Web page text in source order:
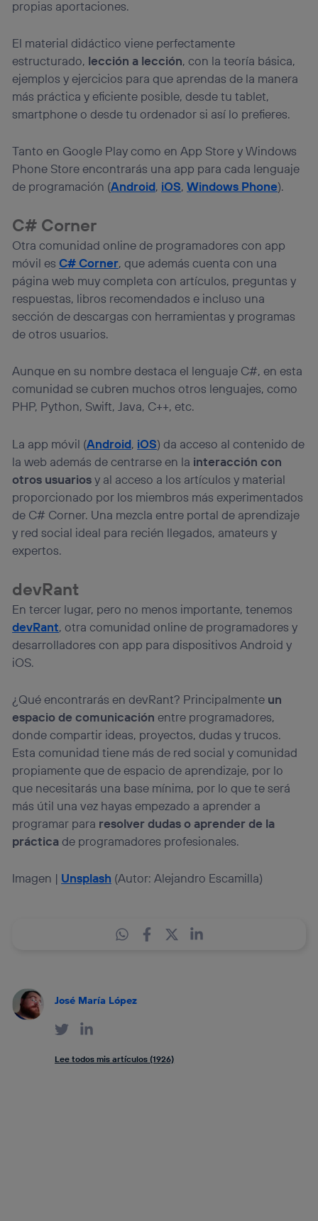
propias aportaciones.
El material didáctico viene perfectamente
estructurado, lección a lección, con la teoría básica,
ejemplos y ejercicios para que aprendas de la manera
más práctica y eficiente posible, desde tu tablet,
smartphone o desde tu ordenador si así lo prefieres.
Tanto en Google Play como en App Store y Windows
Phone Store encontrarás una app para cada lenguaje
de programación (Android, iOS,Windows Phone).
C# Corner
Otra comunidad online de programadores con app
móvil esC# Corner, que además cuenta con una
página web muy completa con artículos, preguntas y
respuestas, libros recomendados e incluso una
sección de descargas con herramientas y programas
de otros usuarios.
Aunque en su nombre destaca el lenguaje C#, en esta
comunidad se cubren muchos otros lenguajes, como
PHP, Python, Swift, Java, C++, etc.
La app móvil (Android, iOS) da acceso al contenido de
la web además de centrarse en la interacción con
otros usuariosy al acceso a los artículos y material
proporcionado por los miembros más experimentados
de C# Corner. Una mezcla entre portal de aprendizaje
y red social ideal para recién llegados, amateurs y
expertos.
devRant
En tercer lugar, pero no menos importante, tenemos
devRant, otra comunidad online de programadores y
desarrolladores con app para dispositivos Android y
iOS.
¿Qué encontrarás en devRant? Principalmente un
espacio de comunicación entre programadores,
donde compartir ideas, proyectos, dudas y trucos.
Esta comunidad tiene más de red social y comunidad
propiamente que de espacio de aprendizaje, por lo
que necesitarás una base mínima, por lo que te será
más útil una vez hayas empezado a aprender a
programar para resolver dudas o aprender de la
prácticade programadores profesionales.
Imagen | Unsplash (Autor: Alejandro Escamilla)
José María López
Lee todos mis artículos (1926)